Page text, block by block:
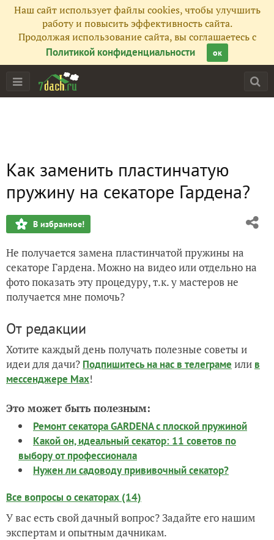
Наш сайт использует файлы cookies, чтобы улучшить
работу и повысить эффективность сайта.
Продолжая использование сайта, вы соглашаетесь с
Политикой конфиденциальности
ок
Как заменить пластинчатую
пружину на секаторе Гардена?
В избранное!
Не получается замена пластинчатой пружины на
секаторе Гардена. Можно на видео или отдельно на
фото показать эту процедуру, т.к. у мастеров не
получается мне помочь?
От редакции
Хотите каждый день получать полезные советы и
идеи для дачи? Подпишитесь на нас в телеграме или в
мессенджере Max!
Это может быть полезным:
Ремонт секатора GARDENA с плоской пружиной
Какой он, идеальный секатор: 11 советов по
выбору от профессионала
Нужен ли садоводу прививочный секатор?
Все вопросы о секаторах (14)
У вас есть свой дачный вопрос? Задайте его нашим
экспертам и опытным дачникам.